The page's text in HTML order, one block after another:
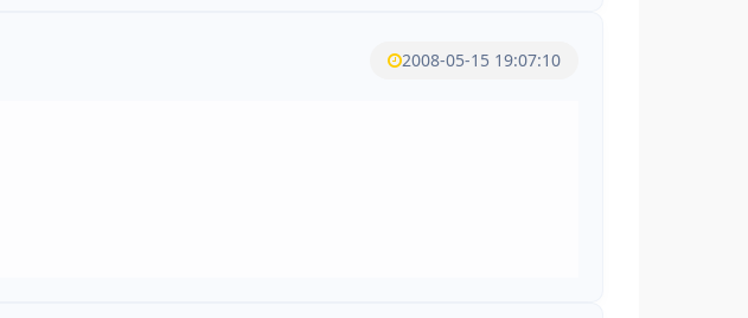
2008-05-15 19:07:10